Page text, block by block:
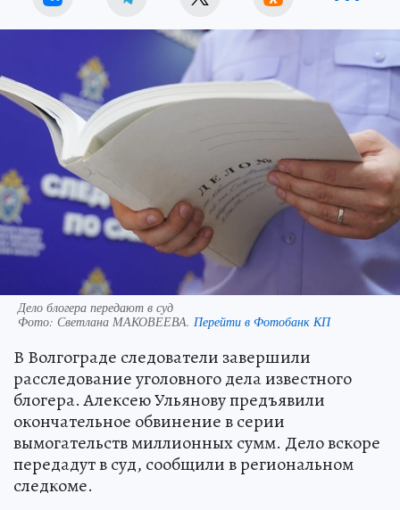
Дело блогера передают в суд
Фото: Светлана МАКОВЕЕВА. Перейти в Фотобанк КП
В Волгограде следователи завершили
расследование уголовного дела известного
блогера. Алексею Ульянову предъявили
окончательное обвинение в серии
вымогательств миллионных сумм. Дело вскоре
передадут в суд, сообщили в региональном
следкоме.